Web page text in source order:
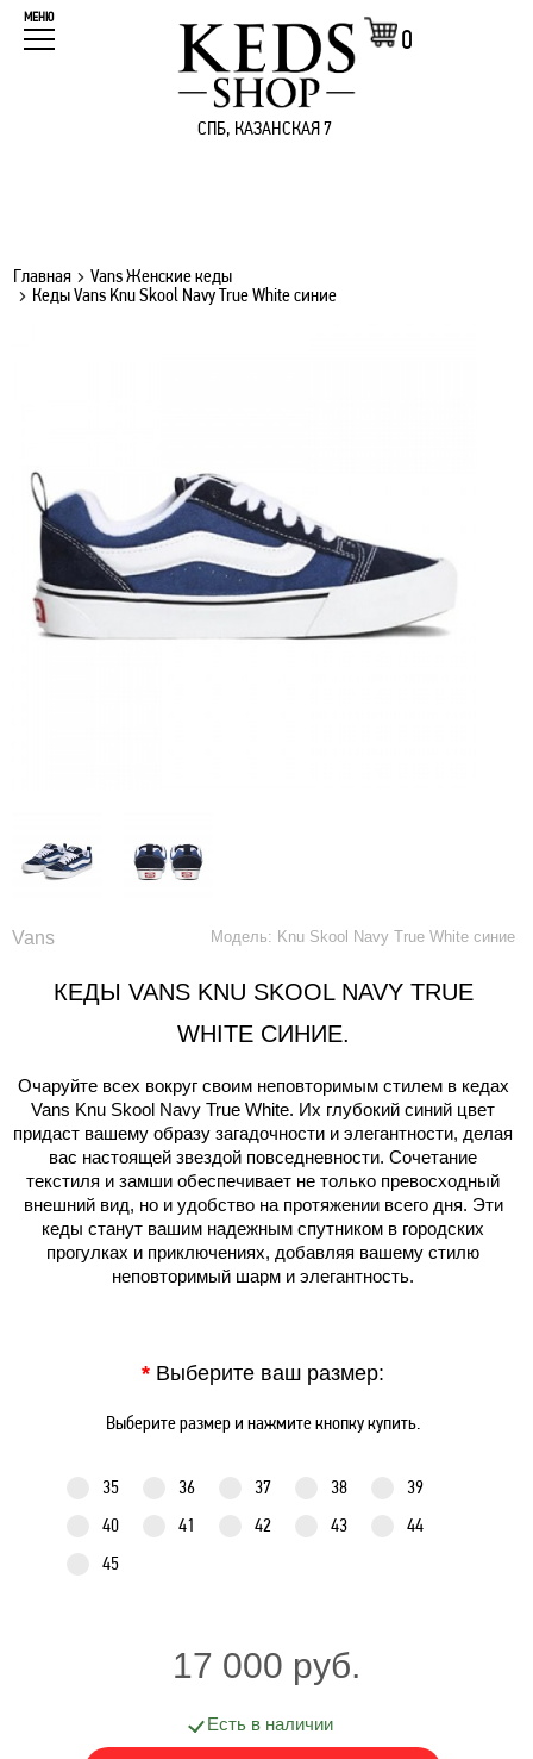
СПБ, КАЗАНСКАЯ 7
МЕНЮ
0
Главная
Vans Женские кеды
Кеды Vans Knu Skool Navy True White синие
Vans Модель: Knu Skool Navy True White синие
КЕДЫ VANS KNU SKOOL NAVY TRUE
WHITE СИНИЕ.
Очаруйте всех вокруг своим неповторимым стилем в кедах
Vans Knu Skool Navy True White. Их глубокий синий цвет
придаст вашему образу загадочности и элегантности, делая
вас настоящей звездой повседневности. Сочетание
текстиля и замши обеспечивает не только превосходный
внешний вид, но и удобство на протяжении всего дня. Эти
кеды станут вашим надежным спутником в городских
прогулках и приключениях, добавляя вашему стилю
неповторимый шарм и элегантность.
* Выберите ваш размер:
Выберите размер и нажмите кнопку купить.
35 36 37 38
39
40
41 42 43
44
45
17 000 руб.
Есть в наличии